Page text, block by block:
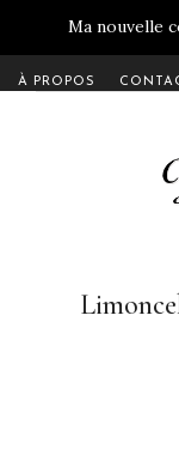
Ma nouvelle
À PROPOS